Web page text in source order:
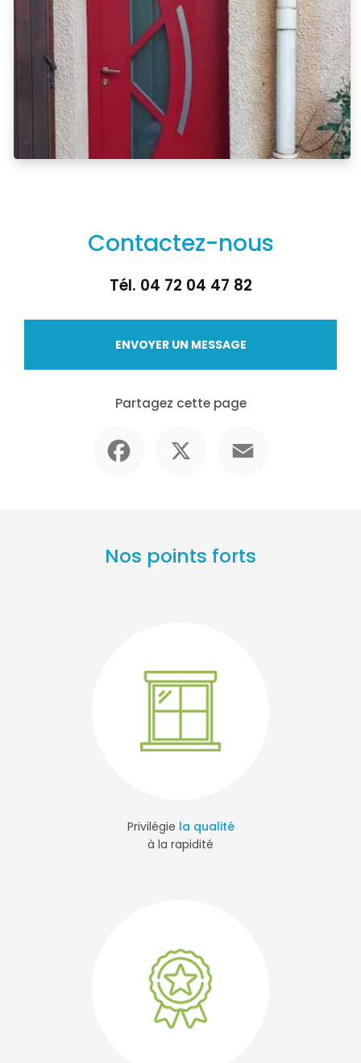
Contactez-nous
Tél. 04 72 04 47 82
ENVOYER UN MESSAGE
Partagez cette page
Nos points forts
Privilégie la qualité
à la rapidité